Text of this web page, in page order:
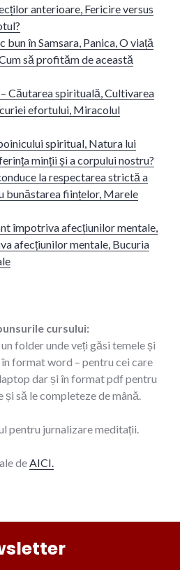
anterioare, Fericire versus
bun în Samsara, Panica, O viață
să profităm de această
Căutarea spirituală, Cultivarea
efortului, Miracolul
spiritual, Natura lui
minții și a corpului nostru?
la respectarea strictă a
bunăstarea ființelor, Marele
împotriva afecțiunilor mentale,
afecțiunilor mentale, Bucuria
cursului:
folder unde veți găsi temele și
format word – pentru cei care
dar și în format pdf pentru
să le completeze de mână.
pentru jurnalizare meditații.
deAICI.